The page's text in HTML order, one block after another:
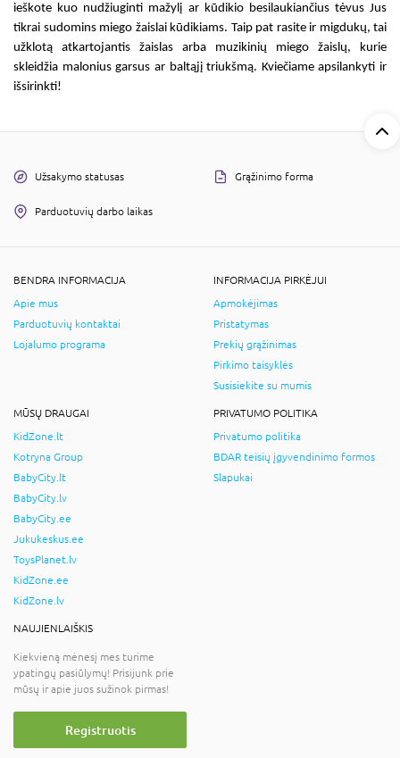
ieškote kuo nudžiuginti mažylį ar kūdikio besilaukiančius tėvus Jus
tikrai sudomins miego žaislai kūdikiams. Taip pat rasite ir migdukų, tai
užklotą atkartojantis žaislas arba muzikinių miego žaislų, kurie
skleidžia malonius garsus ar baltąjį triukšmą. Kviečiame apsilankyti ir
išsirinkti!
Užsakymo statusas Grąžinimo forma
Parduotuvių darbo laikas
BENDRA INFORMACIJA
Apie mus
Parduotuvių kontaktai
Lojalumo programa
INFORMACIJA PIRKĖJUI
Apmokėjimas
Pristatymas
Prekių grąžinimas
Pirkimo taisyklės
Susisiekite su mumis
MŪSŲ DRAUGAI
KidZone.lt
Kotryna Group
BabyCity.lt
BabyCity.lv
BabyCity.ee
Jukukeskus.ee
ToysPlanet.lv
KidZone.ee
KidZone.lv
PRIVATUMO POLITIKA
Privatumo politika
BDAR teisių įgyvendinimo formos
Slapukai
NAUJIENLAIŠKIS
Kiekvieną mėnesį mes turime
ypatingų pasiūlymų! Prisijunk prie
mūsų ir apie juos sužinok pirmas!
Registruotis